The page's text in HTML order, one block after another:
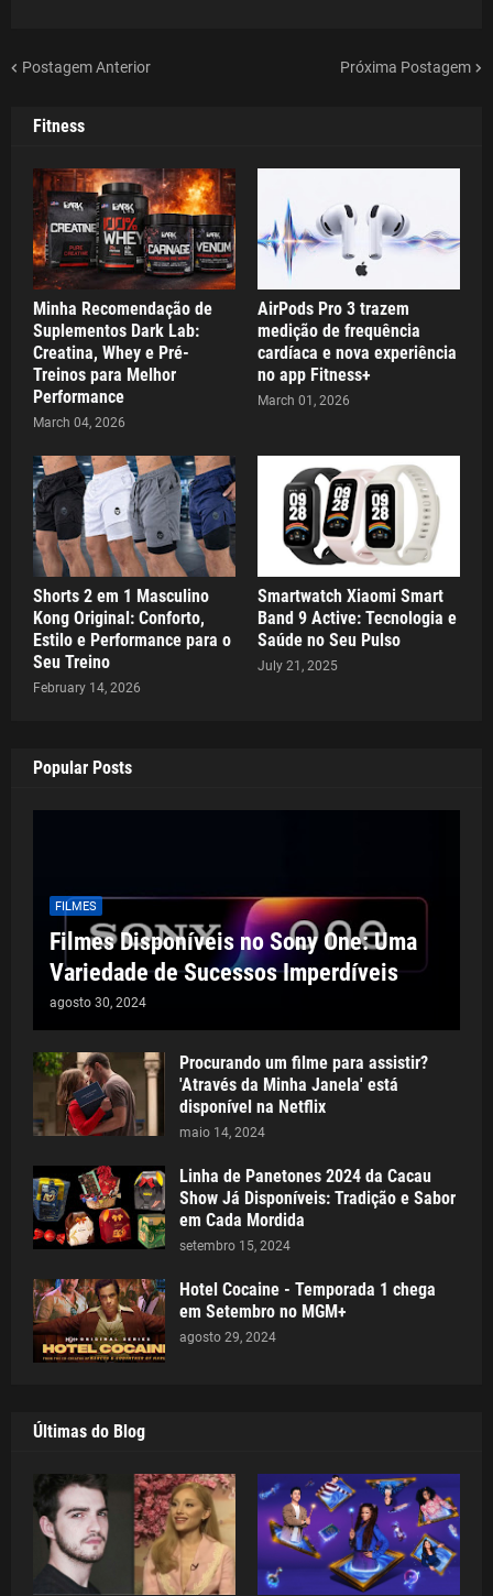
Postagem Anterior Próxima Postagem
Fitness
Minha Recomendação de
Suplementos Dark Lab:
Creatina, Whey e Pré-
Treinos para Melhor
Performance
March 04, 2026
AirPods Pro 3 trazem
medição de frequência
cardíaca e nova experiência
no app Fitness+
March 01, 2026
Shorts 2 em 1 Masculino
Kong Original: Conforto,
Estilo e Performance para o
Seu Treino
February 14, 2026
Smartwatch Xiaomi Smart
Band 9 Active: Tecnologia e
Saúde no Seu Pulso
July 21, 2025
Popular Posts
FILMES
Filmes Disponíveis no Sony One: Uma
Variedade de Sucessos Imperdíveis
agosto 30, 2024
Procurando um filme para assistir?
'Através da Minha Janela' está
disponível na Netflix
maio 14, 2024
Linha de Panetones 2024 da Cacau
Show Já Disponíveis: Tradição e Sabor
em Cada Mordida
setembro 15, 2024
Hotel Cocaine - Temporada 1 chega
em Setembro no MGM+
agosto 29, 2024
Últimas do Blog